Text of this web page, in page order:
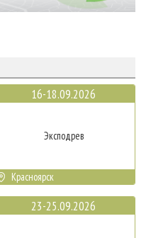
16-18.09.2026
Эксподрев
Красноярск
23-25.09.2026